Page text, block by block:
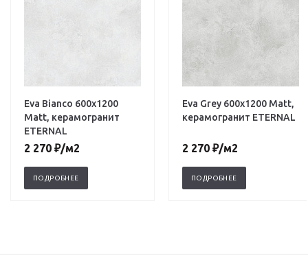
Eva Bianco 600х1200
Matt, керамогранит
ETERNAL
2 270 ₽/м2
ПОДРОБНЕЕ
Eva Grey 600х1200 Matt,
керамогранит ETERNAL
2 270 ₽/м2
ПОДРОБНЕЕ